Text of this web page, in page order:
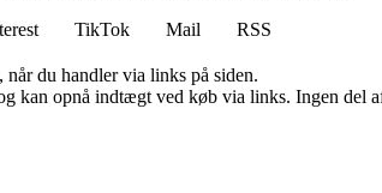
TikTok Mail
RSS
du handler via links på siden.
kan opnå indtægt ved køb via links. Ingen del